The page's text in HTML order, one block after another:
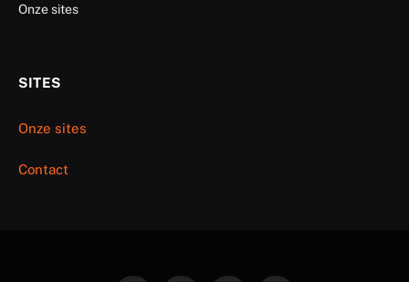
Onze sites
SITES
Onze sites
Contact